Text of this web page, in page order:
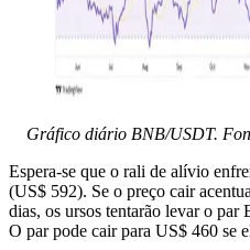
Gráfico diário BNB/USDT.
Espera-se que o rali de alívio
(US$ 592). Se o preço cair
dias, os ursos tentarão levar o
O par pode cair para US$ 460 se